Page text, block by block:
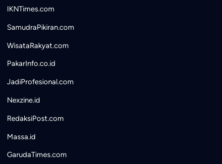
IKNTimes.com
SamudraPikiran.com
WisataRakyat.com
PakarInfo.co.id
JadiProfesional.com
Nexzine.id
RedaksiPost.com
Massa.id
GarudaTimes.com